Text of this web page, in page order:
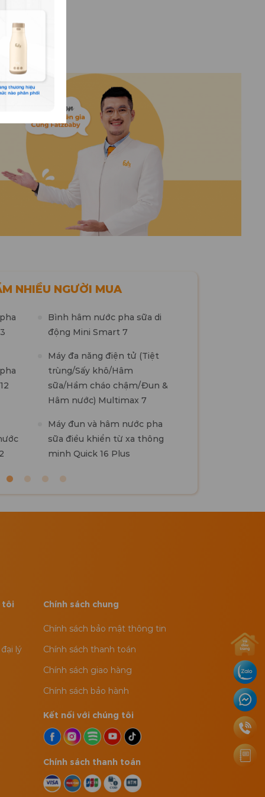
Máy tiệt trùng sấy khô khử
mùi UVC-LED công nghệ
NHIỀU NGƯỜI MUA
Bình hâm nước pha sữa di
động Mini Smart 7
Máy đa năng điện tử (Tiệt
trùng/Sấy khô/Hâm
sữa/Hầm cháo chậm/Đun &
Hâm nước) Multimax 7
Máy đun và hâm nước pha
sữa điều khiển từ xa thông
minh Quick 16 Plus
tôi
lý
Chính sách chung
Chính sách bảo mật thông tin
Chính sách thanh toán
Chính sách giao hàng
Chính sách bảo hành
Kết nối với chúng tôi
Chính sách thanh toán